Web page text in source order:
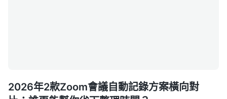
2026年2款Zoom會議自動記錄方案橫向對